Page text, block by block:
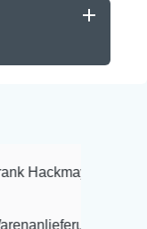
★★★★
Top und die